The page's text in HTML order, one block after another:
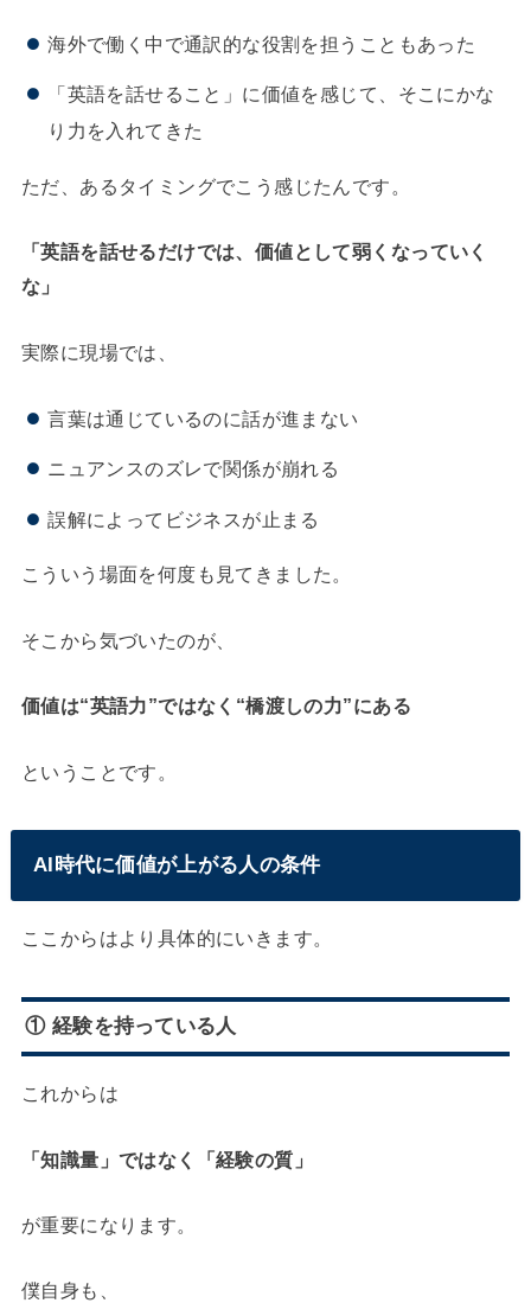
海外で働く中で通訳的な役割を担うこともあった
「英語を話せること」に価値を感じて、そこにかな
り力を入れてきた
ただ、あるタイミングでこう感じたんです。
「英語を話せるだけでは、価値として弱くなっていく
な」
実際に現場では、
言葉は通じているのに話が進まない
ニュアンスのズレで関係が崩れる
誤解によってビジネスが止まる
こういう場面を何度も見てきました。
そこから気づいたのが、
価値は“英語力”ではなく“橋渡しの力”にある
ということです。
AI時代に価値が上がる人の条件
ここからはより具体的にいきます。
① 経験を持っている人
これからは
「知識量」ではなく「経験の質」
が重要になります。
僕自身も、